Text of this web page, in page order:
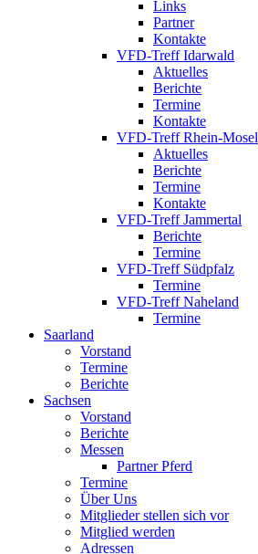
Links
Partner
Kontakte
VFD-Treff Idarwald
Aktuelles
Berichte
Termine
Kontakte
VFD-Treff Rhein-Mosel
Aktuelles
Berichte
Termine
Kontakte
VFD-Treff Jammertal
Berichte
Termine
VFD-Treff Südpfalz
Termine
VFD-Treff Naheland
Termine
Saarland
Vorstand
Termine
Berichte
Sachsen
Vorstand
Berichte
Messen
Partner Pferd
Termine
Über Uns
Mitglieder stellen sich vor
Mitglied werden
Adressen